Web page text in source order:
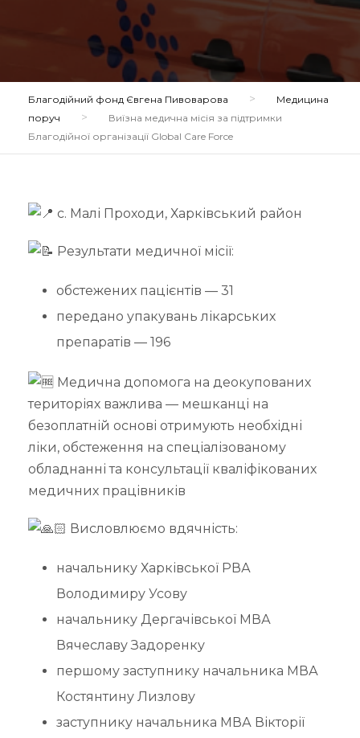
Благодійний фонд Євгена Пивоварова >
Медицина
поруч
>
Виїзна медична місія за підтримки
Благодійної організації Global Care Force
с. Малі Проходи, Харківський район
Результати медичної місії:
обстежених пацієнтів — 31
передано упакувань лікарських
препаратів — 196
Медична допомога на деокупованих
територіях важлива — мешканці на
безоплатній основі отримують необхідні
ліки, обстеження на спеціалізованому
обладнанні та консультації кваліфікованих
медичних працівників
Висловлюємо вдячність:
начальнику Харківської РВА
Володимиру Усову
начальнику Дергачівської МВА
Вячеславу Задоренку
першому заступнику начальника МВА
Костянтину Лизлову
заступнику начальника МВА Вікторії